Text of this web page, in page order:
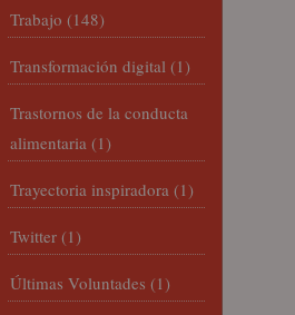
Trabajo (148)
Transformación digital (1)
Trastornos de la conducta
alimentaria (1)
Trayectoria inspiradora (1)
Twitter (1)
Últimas Voluntades (1)